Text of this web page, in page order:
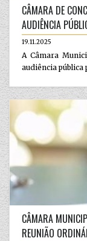
CÂMARA DE
AUDIÊNCIA
19.11.2025
A Câmara
audiência pública
CÂMARA
REUNIÃO